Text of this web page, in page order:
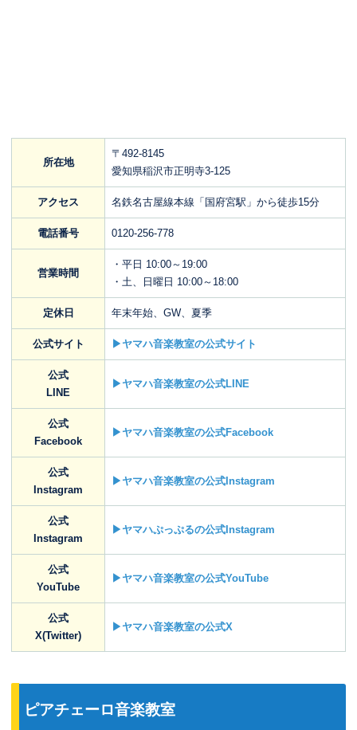
所在地
〒492-8145
愛知県稲沢市正明寺3-125
アクセス 名鉄名古屋線本線「国府宮駅」から徒歩15分
電話番号 0120-256-778
営業時間
・平日 10:00～19:00
・土、日曜日 10:00～18:00
定休日 年末年始、GW、夏季
公式サイト ▶ヤマハ音楽教室の公式サイト
公式
LINE
▶ヤマハ音楽教室の公式LINE
公式
Facebook
▶ヤマハ音楽教室の公式Facebook
公式
Instagram
▶ヤマハ音楽教室の公式Instagram
公式
Instagram
▶ヤマハぷっぷるの公式Instagram
公式
YouTube
▶ヤマハ音楽教室の公式YouTube
公式
X(Twitter)
▶ヤマハ音楽教室の公式X
ピアチェーロ音楽教室